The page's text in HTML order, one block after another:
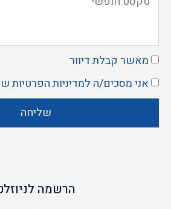
מאשר קבלת דיוור
אני מסכים/ה למדיניות הפרטיות
שליחה
הרשמה